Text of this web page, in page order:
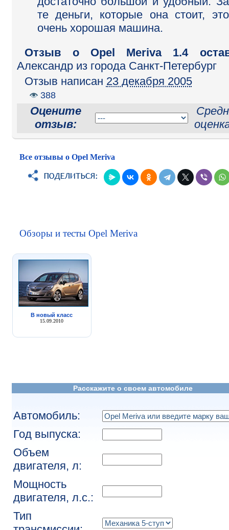
те деньги, которые она стоит, это
очень хорошая машина.
Отзыв o Opel Meriva 1.4
Александриз города Санкт-Петербург
Отзыв написан 23 декабря 2005
388
Оцените
отзыв:
Все отзывы о Opel Meriva
Обзоры и тесты Opel Meriva
В новый класс
15.09.2010
Расскажите о своем автомобиле
Автомобиль:
Год выпуска:
Объем
двигателя, л:
Мощность
двигателя, л.с.:
Тип